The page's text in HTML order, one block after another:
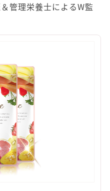
管理栄養士によるW監